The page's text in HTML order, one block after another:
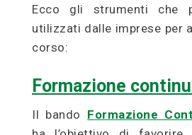
Ecco gli strumenti che
utilizzati dalle imprese per
corso:
Formazione
Il bando Formazione